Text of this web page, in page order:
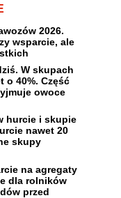
2026.
wsparcie, ale
W skupach
o 40%. Część
owoce
hurcie i skupie
nawet 20
skupy
na agregaty
dla rolników
przed